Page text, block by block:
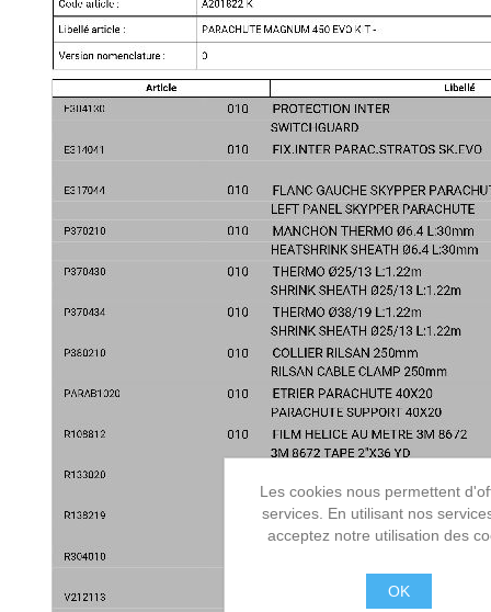
Les cookies nous permettent
services. En utilisant nos
acceptez notre utilisation des
OK